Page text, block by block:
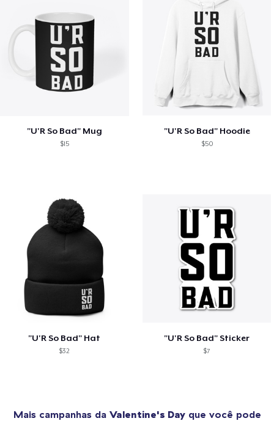
"U'R So Bad" Mug
$15
"U'R So Bad" Hoodie
$50
"U'R So Bad" Hat
$32
"U'R So Bad" Sticker
$7
Mais campanhas da Valentine's Dayque você pode